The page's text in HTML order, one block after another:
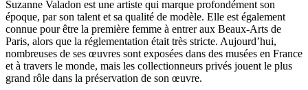
Suzanne Valadon est une artiste qui marque profondément son
époque, par son talent et sa qualité de modèle. Elle est également
connue pour être la première femme à entrer aux Beaux-Arts de
Paris, alors que la réglementation était très stricte. Aujourd’hui,
nombreuses de ses œuvres sont exposées dans des musées en France
et à travers le monde, mais les collectionneurs privés jouent le plus
grand rôle dans la préservation de son œuvre.